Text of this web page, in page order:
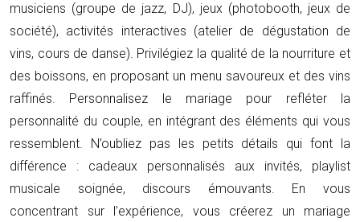
musiciens (groupe de jazz, DJ), jeux (photobooth, jeux de
société), activités interactives (atelier de dégustation de
vins, cours de danse). Privilégiez la qualité de la nourriture et
des boissons, en proposant un menu savoureux et des vins
raffinés. Personnalisez le mariage pour refléter la
personnalité du couple, en intégrant des éléments qui vous
ressemblent. N’oubliez pas les petits détails qui font la
différence : cadeaux personnalisés aux invités, playlist
musicale soignée, discours émouvants. En vous
concentrant sur l’expérience, vous créerez un mariage